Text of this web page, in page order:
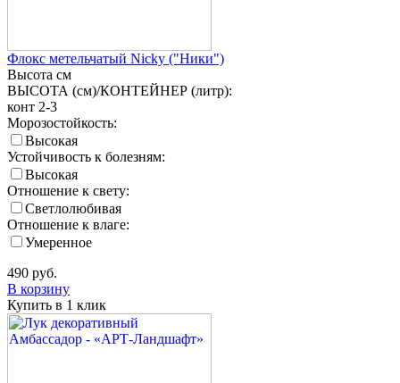
Флокс метельчатый Nicky ("Ники")
Высота см
ВЫСОТА (см)/КОНТЕЙНЕР (литр):
конт 2-3
Морозостойкость:
Высокая
Устойчивость к болезням:
Высокая
Отношение к свету:
Светлолюбивая
Отношение к влаге:
Умеренное
490 руб.
В корзину
Купить в 1 клик